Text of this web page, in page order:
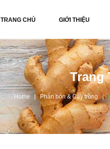
TRANG CHỦ GIỚI THIỆU
Trang
Home Phân bón & Cây trồng